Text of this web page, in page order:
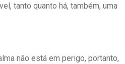
tanto quanto há, também, uma
não está em perigo, portanto,